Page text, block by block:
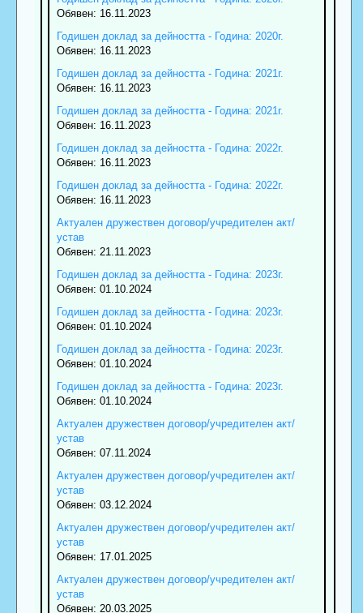
Обявен: 16.11.2023
Годишен доклад за дейността - Година: 2020г.
Обявен: 16.11.2023
Годишен доклад за дейността - Година: 2021г.
Обявен: 16.11.2023
Годишен доклад за дейността - Година: 2021г.
Обявен: 16.11.2023
Годишен доклад за дейността - Година: 2022г.
Обявен: 16.11.2023
Годишен доклад за дейността - Година: 2022г.
Обявен: 16.11.2023
Актуален дружествен договор/учредителен акт/
устав
Обявен: 21.11.2023
Годишен доклад за дейността - Година: 2023г.
Обявен: 01.10.2024
Годишен доклад за дейността - Година: 2023г.
Обявен: 01.10.2024
Годишен доклад за дейността - Година: 2023г.
Обявен: 01.10.2024
Годишен доклад за дейността - Година: 2023г.
Обявен: 01.10.2024
Актуален дружествен договор/учредителен акт/
устав
Обявен: 07.11.2024
Актуален дружествен договор/учредителен акт/
устав
Обявен: 03.12.2024
Актуален дружествен договор/учредителен акт/
устав
Обявен: 17.01.2025
Актуален дружествен договор/учредителен акт/
устав
Обявен: 20.03.2025